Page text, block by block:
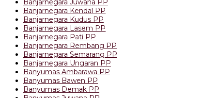
Banjarnegara Juwana PP
Banjarnegara Kendal PP
Banjarnegara Kudus PP
Banjarnegara Lasem PP
Banjarnegara Pati PP
Banjarnegara Rembang PP
Banjarnegara Semarang PP
Banjarnegara Ungaran PP
Banyumas Ambarawa PP
Banyumas Bawen PP
Banyumas Demak PP